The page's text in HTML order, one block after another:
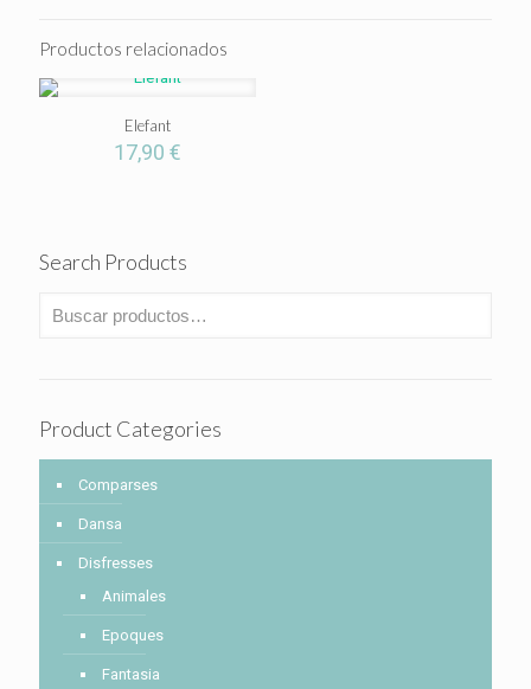
Productos relacionados
Elefant
17,90€
Search Products
Product Categories
Comparses
Dansa
Disfresses
Animales
Epoques
Fantasia